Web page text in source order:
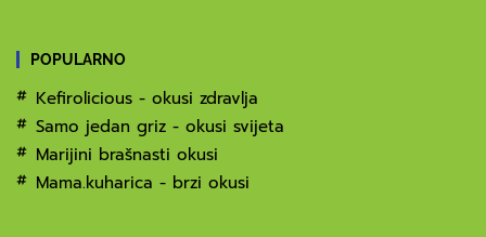
POPULARNO
Kefirolicious - okusi zdravlja
Samo jedan griz - okusi svijeta
Marijini brašnasti okusi
Mama.kuharica - brzi okusi